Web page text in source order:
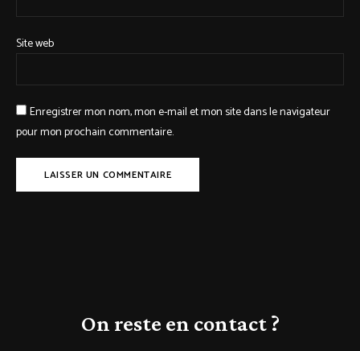
Site web
Enregistrer mon nom, mon e-mail et mon site dans le navigateur
pour mon prochain commentaire.
On reste en contact ?